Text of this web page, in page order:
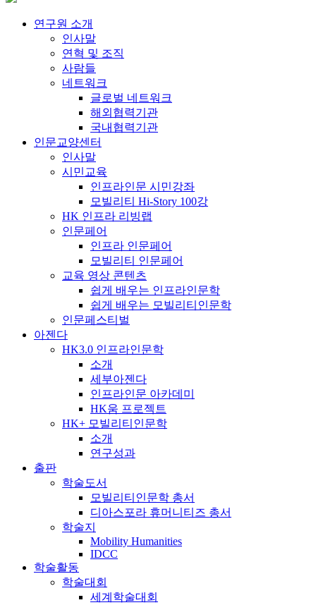
연구원 소개
인사말
연혁 및 조직
사람들
네트워크
글로벌 네트워크
해외협력기관
국내협력기관
인문교양센터
인사말
시민교육
인프라인문 시민강좌
모빌리티 Hi-Story 100강
HK 인프라 리빙랩
인문페어
인프라 인문페어
모빌리티 인문페어
교육 영상 콘텐츠
쉽게 배우는 인프라인문학
쉽게 배우는 모빌리티인문학
인문페스티벌
아젠다
HK3.0 인프라인문학
소개
세부아젠다
인프라인문 아카데미
HK움 프로젝트
HK+ 모빌리티인문학
소개
연구성과
출판
학술도서
모빌리티인문학 총서
디아스포라 휴머니티즈 총서
학술지
Mobility Humanities
IDCC
학술활동
학술대회
세계학술대회